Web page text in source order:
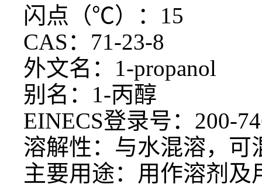
闪点（℃）：15
CAS：71-23-8
外文名： 1-propanol
别名： 1-丙醇
EINECS登录号：200-
溶解性：与水混溶，可
主要用途：用作溶剂